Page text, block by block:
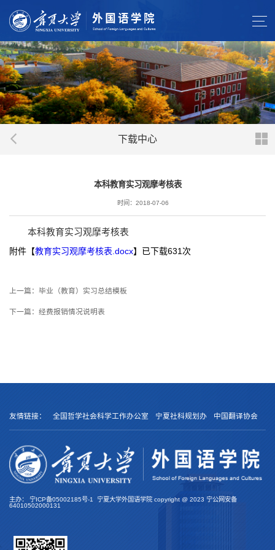
下载中心
本科教育实习观摩考核表
时间：2018-07-06
本科教育实习观摩考核表
附件【教育实习观摩考核表.docx】已下载631 次
上一篇： 毕业（教育）实习总结模板
下一篇： 经费报销情况说明表
友情链接： 全国哲学社会科学工作办公室 宁夏社科规划办 中国翻译协会
主办： 宁ICP备05002185号-1 宁夏大学外国语学院 copyright @ 2023 宁公网安备
64010502000131